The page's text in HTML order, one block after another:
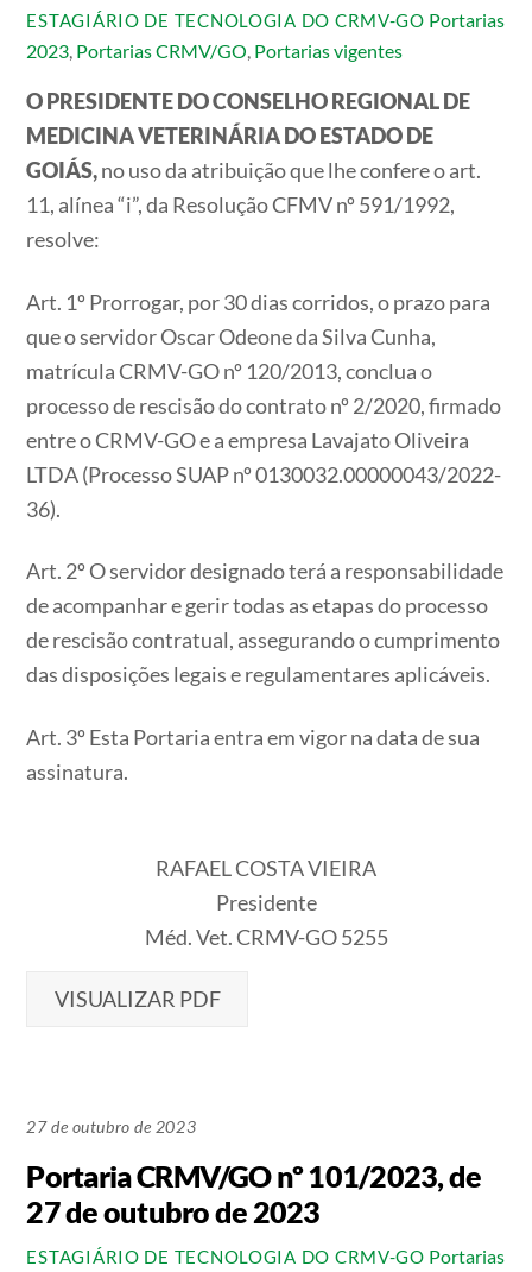
ESTAGIÁRIO DE TECNOLOGIA DO CRMV-GO Portarias
2023, Portarias CRMV/GO, Portarias vigentes
O PRESIDENTE DO CONSELHO REGIONAL DE
MEDICINA VETERINÁRIA DO ESTADO DE
GOIÁS,no uso da atribuição que lhe confere o art.
11, alínea “i”, da Resolução CFMV nº 591/1992,
resolve:
Art. 1º Prorrogar, por 30 dias corridos, o prazo para
que o servidor Oscar Odeone da Silva Cunha,
matrícula CRMV-GO nº 120/2013, conclua o
processo de rescisão do contrato nº 2/2020, firmado
entre o CRMV-GO e a empresa Lavajato Oliveira
LTDA (Processo SUAP nº 0130032.00000043/2022-
36).
Art. 2º O servidor designado terá a responsabilidade
de acompanhar e gerir todas as etapas do processo
de rescisão contratual, assegurando o cumprimento
das disposições legais e regulamentares aplicáveis.
​​​​​​​Art. 3º Esta Portaria entra em vigor na data de sua
assinatura.
RAFAEL COSTA VIEIRA
Presidente
Méd. Vet. CRMV-GO 5255
VISUALIZAR PDF
27 de outubro de 2023
Portaria CRMV/GO nº 101/2023, de
27 de outubro de 2023
ESTAGIÁRIO DE TECNOLOGIA DO CRMV-GO Portarias